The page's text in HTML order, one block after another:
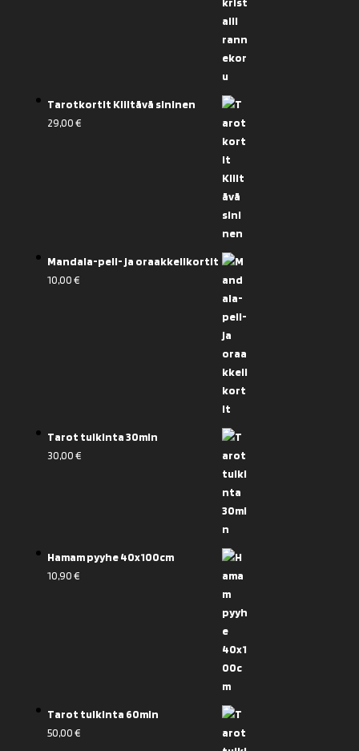
Tarotkortit Kiiltävä sininen
29,00€
Mandala-peli- ja oraakkelikortit
10,00€
Tarot tulkinta 30min
30,00€
Hamam pyyhe 40x100cm
10,90€
Tarot tulkinta 60min
50,00€